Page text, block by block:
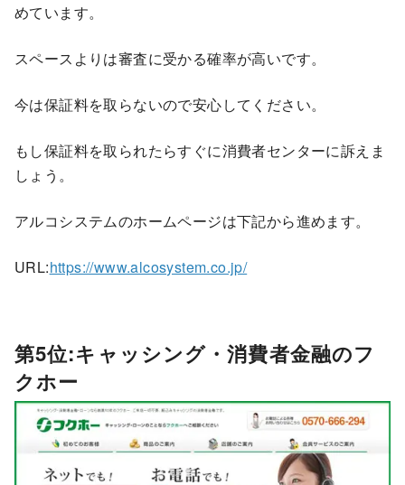
めています。
スペースよりは審査に受かる確率が高いです。
今は保証料を取らないので安心してください。
もし保証料を取られたらすぐに消費者センターに訴えま
しょう。
アルコシステムのホームページは下記から進めます。
URL:https://www.alcosystem.co.jp/
第5位:キャッシング・消費者金融のフ
クホー